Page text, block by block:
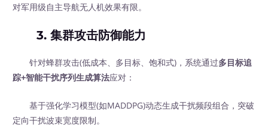
对军用级自主导航无人机效果有限。
3. 集群攻击防御能力
针对蜂群攻击(低成本、多目标、饱和式)，系统通过多目标追
踪+智能干扰序列生成算法应对：
基于强化学习模型(如MADDPG)动态生成干扰频段组合，突破
定向干扰波束宽度限制。